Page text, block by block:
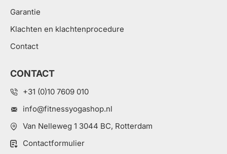
Garantie
Klachten en klachtenprocedure
Contact
CONTACT
+31 (0)10 7609 010
info@fitnessyogashop.nl
Van Nelleweg 1 3044 BC, Rotterdam
Contactformulier